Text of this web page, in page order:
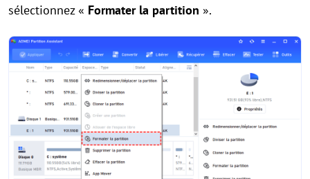
sélectionnez « Formater la partition ».